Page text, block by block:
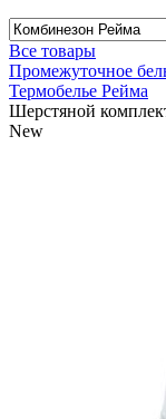
Все товары
Промежуточное
Термобелье Рейма
Шерстяной
New